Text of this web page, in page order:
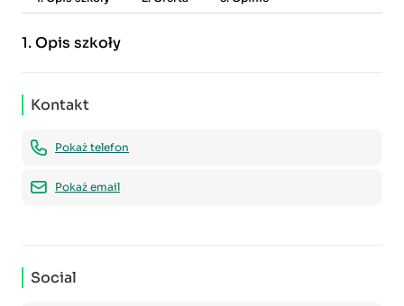
1.Opis szkoły
Kontakt
Pokaż telefon
Pokaż email
Social